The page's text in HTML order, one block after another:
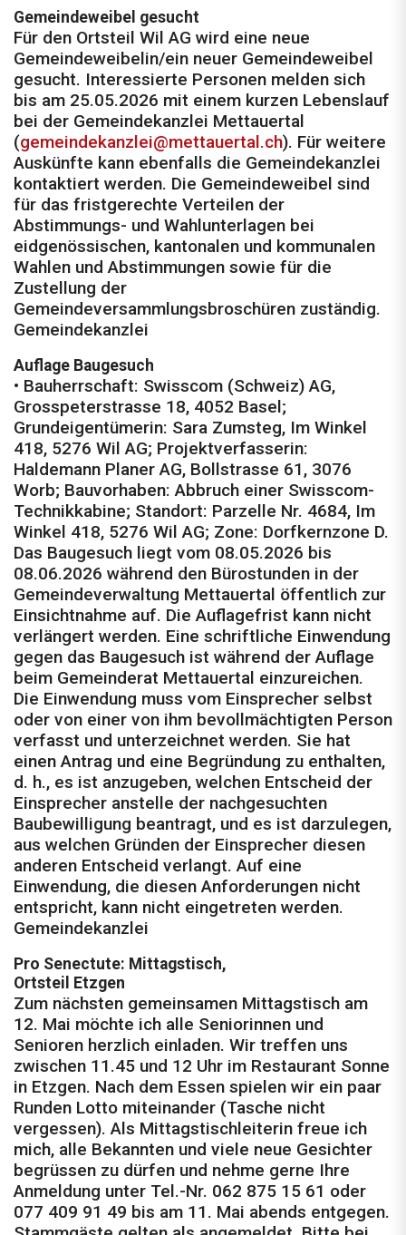
Gemeindeweibel gesucht
Für den Ortsteil Wil AG wird eine neue
Gemeindeweibelin/ein neuer Gemeindeweibel
gesucht. Interessierte Personen melden sich
bis am 25.05.2026 mit einem kurzen Lebenslauf
bei der Gemeindekanzlei Mettauertal
(gemeindekanzlei@mettauertal.ch). Für weitere
Auskünfte kann ebenfalls die Gemeindekanzlei
kontaktiert werden. Die Gemeindeweibel sind
für das fristgerechte Verteilen der
Abstimmungs- und Wahlunterlagen bei
eidgenössischen, kantonalen und kommunalen
Wahlen und Abstimmungen sowie für die
Zustellung der
Gemeindeversammlungsbroschüren zuständig.
Gemeindekanzlei
Auflage Baugesuch
• Bauherrschaft: Swisscom (Schweiz) AG,
Grosspeterstrasse 18, 4052 Basel;
Grundeigentümerin: Sara Zumsteg, Im Winkel
418, 5276 Wil AG; Projektverfasserin:
Haldemann Planer AG, Bollstrasse 61, 3076
Worb; Bauvorhaben: Abbruch einer Swisscom-
Technikkabine; Standort: Parzelle Nr. 4684, Im
Winkel 418, 5276 Wil AG; Zone: Dorfkernzone D.
Das Baugesuch liegt vom 08.05.2026 bis
08.06.2026 während den Bürostunden in der
Gemeindeverwaltung Mettauertal öffentlich zur
Einsichtnahme auf. Die Auflagefrist kann nicht
verlängert werden. Eine schriftliche Einwendung
gegen das Baugesuch ist während der Auflage
beim Gemeinderat Mettauertal einzureichen.
Die Einwendung muss vom Einsprecher selbst
oder von einer von ihm bevollmächtigten Person
verfasst und unterzeichnet werden. Sie hat
einen Antrag und eine Begründung zu enthalten,
d. h., es ist anzugeben, welchen Entscheid der
Einsprecher anstelle der nachgesuchten
Baubewilligung beantragt, und es ist darzulegen,
aus welchen Gründen der Einsprecher diesen
anderen Entscheid verlangt. Auf eine
Einwendung, die diesen Anforderungen nicht
entspricht, kann nicht eingetreten werden.
Gemeindekanzlei
Pro Senectute: Mittagstisch,
Ortsteil Etzgen
Zum nächsten gemeinsamen Mittagstisch am
12. Mai möchte ich alle Seniorinnen und
Senioren herzlich einladen. Wir treffen uns
zwischen 11.45 und 12 Uhr im Restaurant Sonne
in Etzgen. Nach dem Essen spielen wir ein paar
Runden Lotto miteinander (Tasche nicht
vergessen). Als Mittagstischleiterin freue ich
mich, alle Bekannten und viele neue Gesichter
begrüssen zu dürfen und nehme gerne Ihre
Anmeldung unter Tel.-Nr. 062 875 15 61 oder
077 409 91 49 bis am 11. Mai abends entgegen.